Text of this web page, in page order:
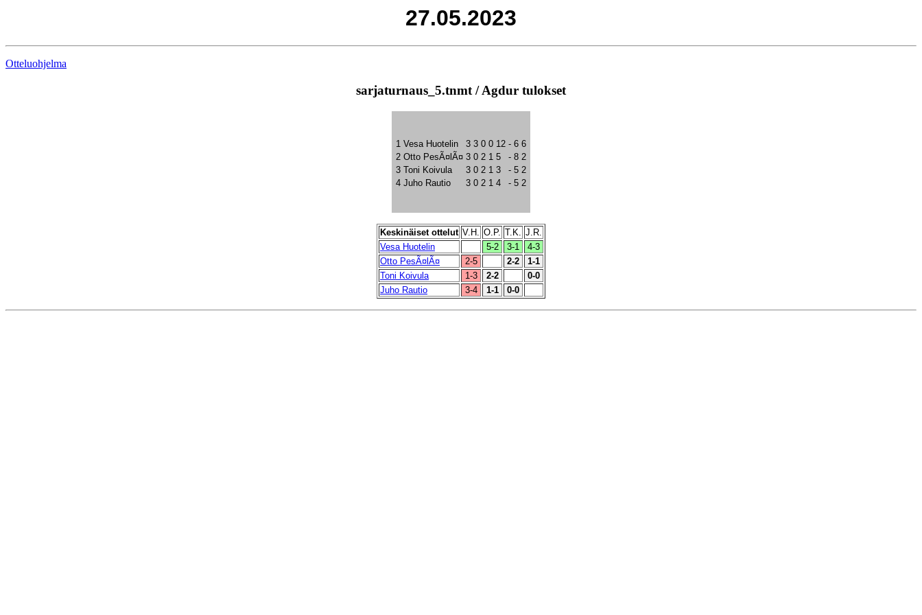
27.05.2023
Otteluohjelma
sarjaturnaus_5.tnmt / Agdur tulokset
1 Vesa Huotelin 3 3 0 0 12 - 6 6
2 Otto PesÃ¤lÃ¤ 3 0 2 1 5 - 8 2
3 Toni Koivula 3 0 2 1 3 - 5 2
4 Juho Rautio 3 0 2 1 4 - 5 2
Keskinäiset ottelut V.H. O.P. T.K.
J.R.
Vesa Huotelin
5-2 3-1
4-3
Otto PesÃ¤lÃ¤
2-5 2-2
1-1
Toni Koivula
1-3 2-2
0-0
Juho Rautio
3-4 1-1 0-0